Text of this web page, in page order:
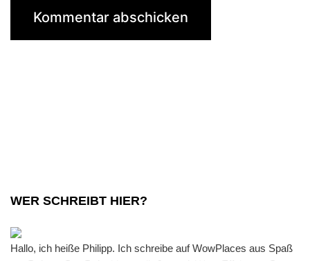
WER SCHREIBT HIER?
Hallo, ich heiße Philipp. Ich schreibe auf WowPlaces aus Spaß